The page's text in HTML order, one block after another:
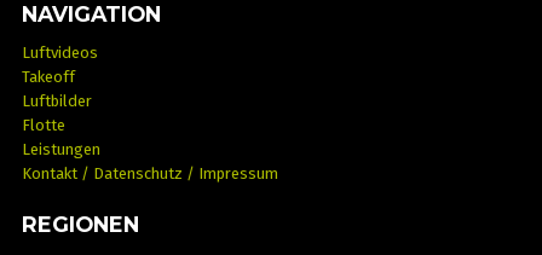
NAVIGATION
Luftvideos
Takeoff
Luftbilder
Flotte
Leistungen
Kontakt / Datenschutz / Impressum
REGIONEN